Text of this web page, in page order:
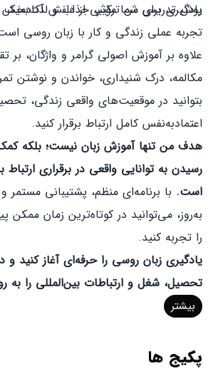
یادگیری برای شما مؤثر، جذاب و
روش تدریس من ترکیبی از دانش
تجربه عملی زندگی و کار با زبان روسی
علاوه بر آموزش اصولی گرامر و واژگان، بر
مکالمه، درک شنیداری، خواندن و نوشتن
بتوانید در موقعیت‌های واقعی زندگی،
اعتمادبه‌نفس کامل ارتباط برقرار کنید.
هدف من تنها آموزش زبان نیست؛ بلکه
رسیدن به توانایی واقعی در برقراری
است. با برنامه‌ای منظم، پشتیبانی
به‌روز، می‌توانید در کوتاه‌ترین زمان
را تجربه کنید.
یادگیری زبان روسی را حرفه‌ای آغاز کنید
تحصیل، شغل و ارتباطات بین‌المللی را به
بیشتر
پکیج ها